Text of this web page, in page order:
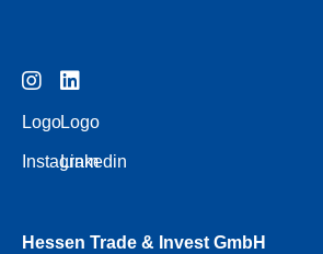
Logo
Instagram
Logo
Linkedin
Hessen Trade & Invest GmbH